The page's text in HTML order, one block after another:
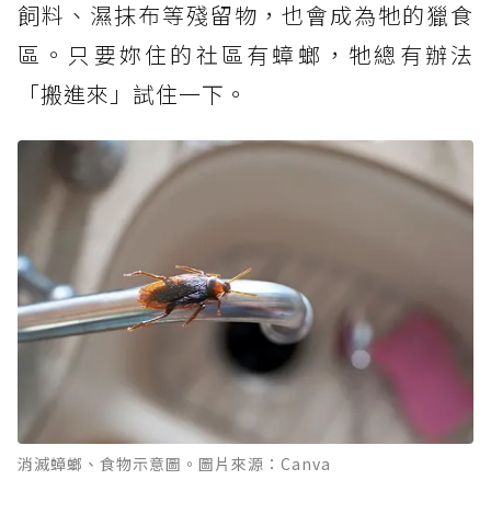
飼料、濕抹布等殘留物，也會成為牠的獵食
區。只要妳住的社區有蟑螂，牠總有辦法
「搬進來」試住一下。
消滅蟑螂、食物示意圖。圖片來源：Canva